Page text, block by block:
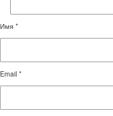
Имя *
Email *